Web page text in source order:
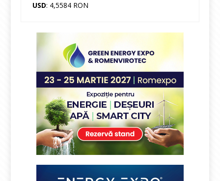
USD: 4,5584 RON